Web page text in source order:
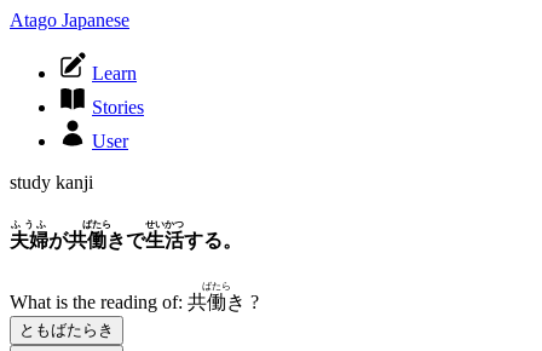
Atago Japanese
Learn
Stories
User
study kanji
夫婦
ふうふ
が共働
ばたら
きで生活
せいかつ
する。
What is the reading of: 共働
ばたら
き ?
ともばたらき